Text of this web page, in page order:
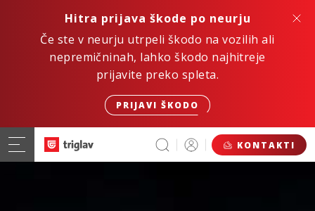
Hitra prijava škode po neurju
Če ste v neurju utrpeli škodo na vozilih ali
nepremičninah, lahko škodo najhitreje
prijavite preko spleta.
PRIJAVI ŠKODO
KONTAKTI